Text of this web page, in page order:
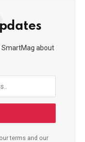
about
terms and our